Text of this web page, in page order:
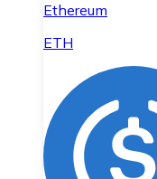
Ethereum
ETH